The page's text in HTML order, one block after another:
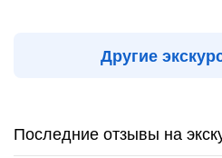
Другие
Последние отзывы на